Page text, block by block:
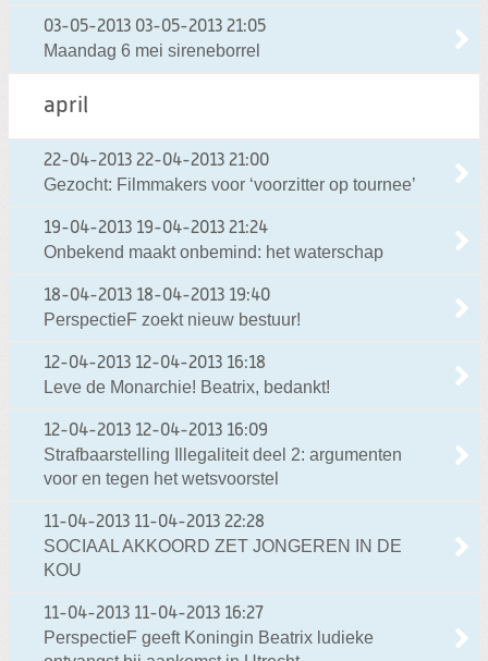
03-05-2013 03-05-2013 21:05
Maandag 6 mei sireneborrel
april
22-04-2013 22-04-2013 21:00
Gezocht: Filmmakers voor ‘voorzitter op tournee’
19-04-2013 19-04-2013 21:24
Onbekend maakt onbemind: het waterschap
18-04-2013 18-04-2013 19:40
PerspectieF zoekt nieuw bestuur!
12-04-2013 12-04-2013 16:18
Leve de Monarchie! Beatrix, bedankt!
12-04-2013 12-04-2013 16:09
Strafbaarstelling Illegaliteit deel 2: argumenten
voor en tegen het wetsvoorstel
11-04-2013 11-04-2013 22:28
SOCIAAL AKKOORD ZET JONGEREN IN DE
KOU
11-04-2013 11-04-2013 16:27
PerspectieF geeft Koningin Beatrix ludieke